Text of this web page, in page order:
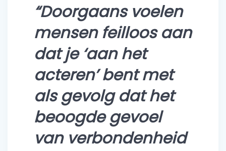
“Doorgaans voelen
mensen feilloos aan
dat je ‘aan het
acteren’ bent met
als gevolg dat het
beoogde gevoel
van verbondenheid